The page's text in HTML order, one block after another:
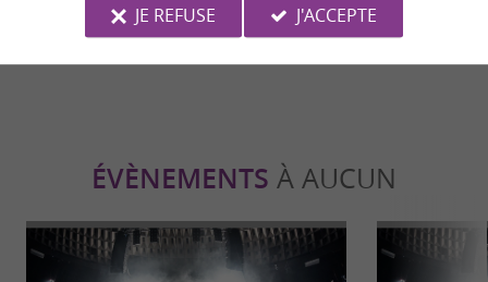
4,0 km - Estaing
ÉVÈNEMENTS À AUCUN
JE REFUSE
J'ACCEPTE